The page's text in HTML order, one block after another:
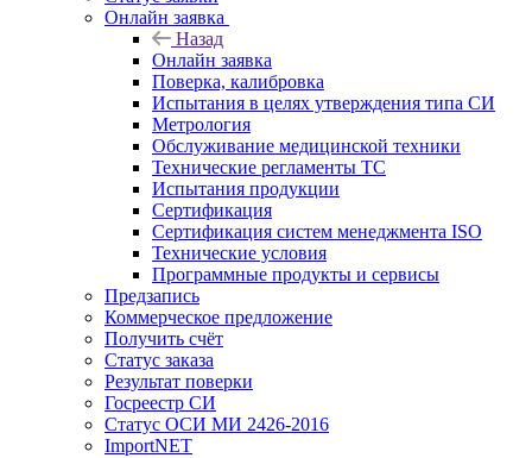
Онлайн заявка
Назад
Онлайн заявка
Поверка, калибровка
Испытания в целях утверждения типа СИ
Метрология
Обслуживание медицинской техники
Технические регламенты ТС
Испытания продукции
Сертификация
Сертификация систем менеджмента ISO
Технические условия
Программные продукты и сервисы
Предзапись
Коммерческое предложение
Получить счёт
Статус заказа
Результат поверки
Госреестр СИ
Статус ОСИ МИ 2426-2016
ImportNET